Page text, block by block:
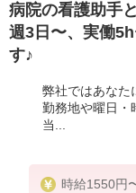
病院の看護助手
週3日〜、実働
す♪
弊社ではあなた
勤務地や曜日・
当...
時給1550円